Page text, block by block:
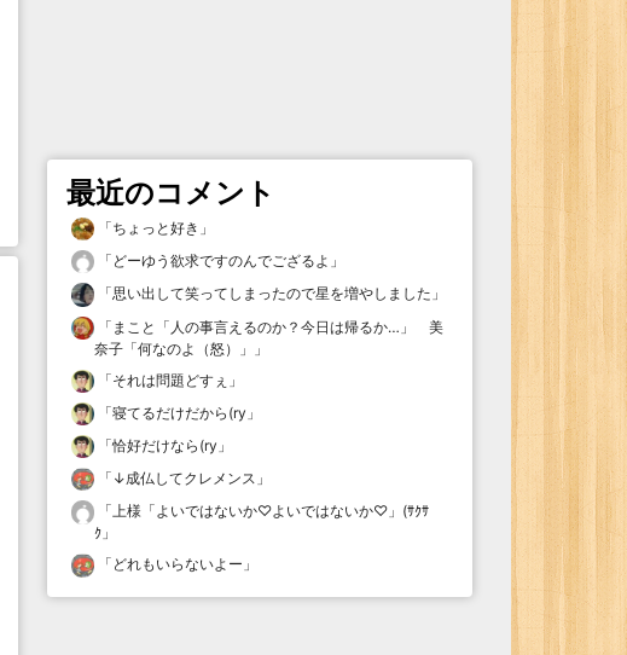
最近のコメント
「ちょっと好き 」
「 どーゆう欲求ですのんでござるよ 」
「思い出して笑ってしまったので星を増やしました 」
「 まこと「人の事言えるのか？今日は帰るか…」 美
奈子「何なのよ（怒）」
」
「それは問題どすぇ 」
「寝てるだけだから(ry 」
「恰好だけなら(ry 」
「 ↓成仏してクレメンス 」
「上様「よいではないか♡よいではないか♡」(ｻｸｻ
ｸ 」
「 どれもいらないよー 」